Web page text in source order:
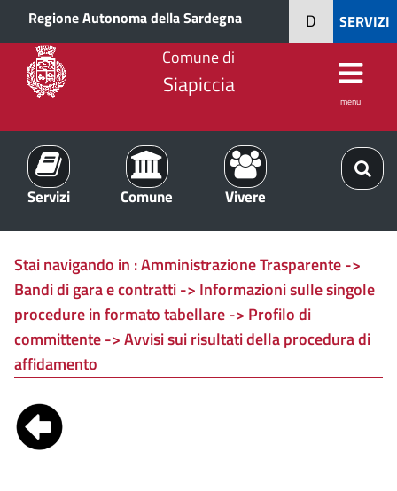
Regione Autonoma della Sardegna SERVIZI
D
Comune di
Siapiccia
menu
Servizi Comune Vivere
Stai navigando in :Amministrazione Trasparente ->
Bandi di gara e contratti -> Informazioni sulle singole
procedure in formato tabellare -> Profilo di
committente -> Avvisi sui risultati della procedura di
affidamento